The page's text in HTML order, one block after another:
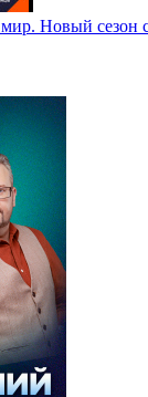
Новый сезон с